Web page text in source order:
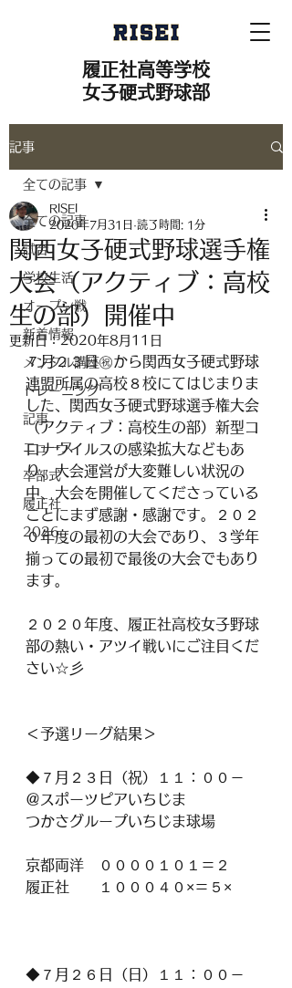
履正社高等学校
女子硬式野球部
記事
全ての記事
試合
学校生活
オープン戦
新着情報
メンタル講座
トレーニング
記事
ニュース
卒部式
履正社
2026
全ての記事
関西女子硬式野球選手権
大会（アクティブ：高校
生の部）開催中
RISEI
2020年7月31日 読了時間: 1分
更新日：2020年8月11日
７月２３日㊗から関西女子硬式野球
連盟所属の高校８校にてはじまりま
した、関西女子硬式野球選手権大会
（アクティブ：高校生の部）新型コ
ロナウイルスの感染拡大などもあ
り、大会運営が大変難しい状況の
中、大会を開催してくださっている
ことにまず感謝・感謝です。２０２
０年度の最初の大会であり、３学年
揃っての最初で最後の大会でもあり
ます。
２０２０年度、履正社高校女子野球
部の熱い・アツイ戦いにご注目くだ
さい☆彡
＜予選リーグ結果＞
◆７月２３日（祝）１１：００－
＠スポーツピアいちじま
つかさグループいちじま球場
京都両洋　００００１０１＝２
履正社　　１０００４０×＝５×
◆７月２６日（日）１１：００－